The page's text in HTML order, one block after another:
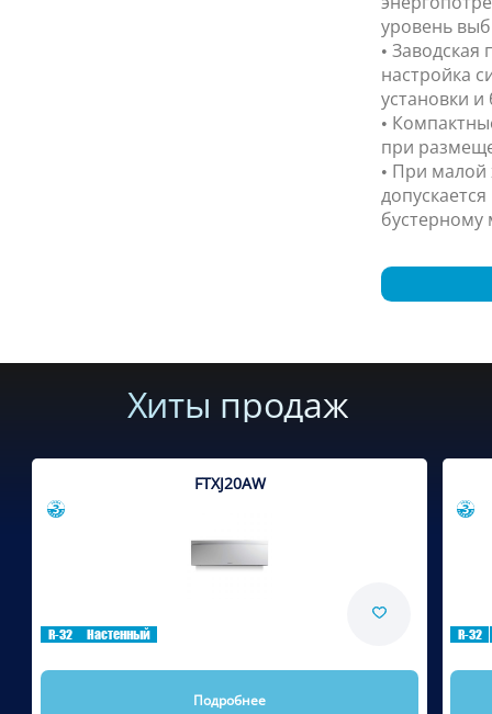
уровень
•
настройка
установки
•
при
• При малой
бустерному
Хиты продаж
FTXJ20AW
R-32 Настенный
Подробнее
R-32